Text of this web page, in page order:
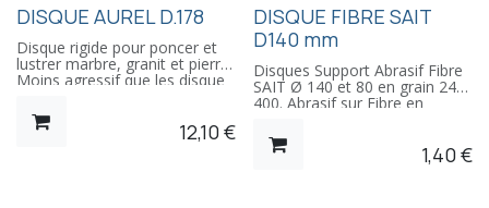
Naturelles fibre de verre,
matières plastiques, verres,
parquets
DISQUE AUREL D.178
Disque rigide pour poncer et
lustrer marbre, granit et pierre.
Moins agressif que les disque
travail plus soigné.
12,10€
REMISE
DISQUE FIBRE SAIT
D140 mm
Disques Support Abrasif Fibre
SAIT Ø 140 et 80 en grain 24 à
400. Abrasif sur Fibre en
pouvoir d'enlèvement pour
Marbres, Granits et matériaux
durs. Utilisation sur Ponceuses
1,40€